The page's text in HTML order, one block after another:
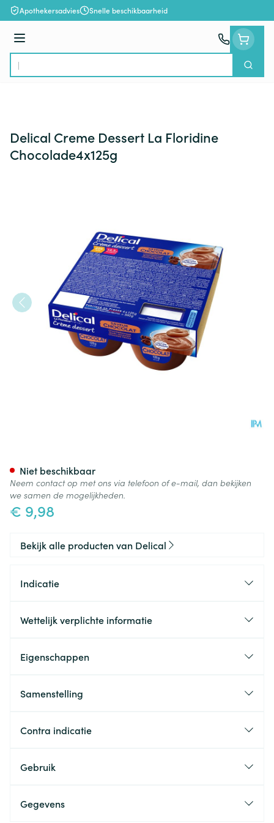
Ga naar de inhoud
Apothekersadvies Snelle beschikbaarheid
Menu
Product, merk, categorie...
Zoek
Delical Creme Dessert La Floridine
Chocolade4x125g
€ 9,98
Niet beschikbaar
Neem contact op met ons via telefoon of e-mail, dan bekijken
we samen de mogelijkheden.
Bekijk alle producten van Delical
Indicatie
Wettelijk verplichte informatie
Eigenschappen
Samenstelling
Contra indicatie
Gebruik
Gegevens